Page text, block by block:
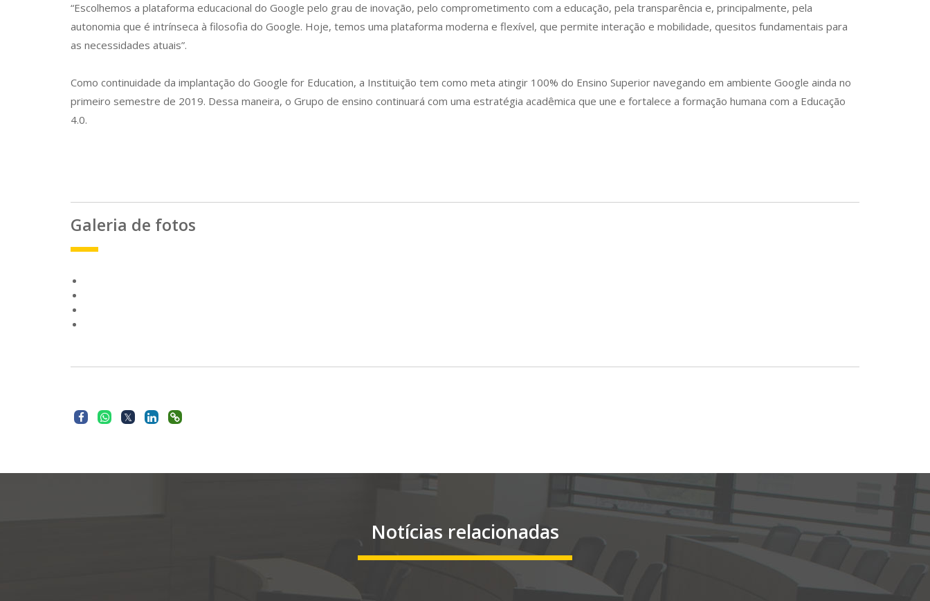
“Escolhemos a plataforma educacional do Google pelo grau de inovação, pelo comprometimento com a educação, pela transparência e, principalmente, pela
autonomia que é intrínseca à filosofia do Google. Hoje, temos uma plataforma moderna e flexível, que permite interação e mobilidade, quesitos fundamentais para
as necessidades atuais”.
Como continuidade da implantação do Google for Education, a Instituição tem como meta atingir 100% do Ensino Superior navegando em ambiente Google ainda no
primeiro semestre de 2019. Dessa maneira, o Grupo de ensino continuará com uma estratégia acadêmica que une e fortalece a formação humana com a Educação
4.0.
Galeria de fotos
Notícias relacionadas